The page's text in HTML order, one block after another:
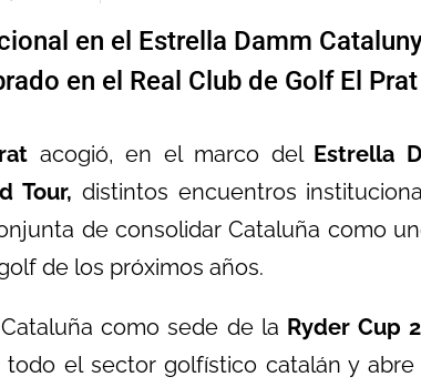
en el Estrella Damm
en el Real Club de Golf El Prat
acogió, en el marco del Estrella
Tour, distintos encuentros
de consolidar Cataluña como
de los próximos años.
como sede de la Ryder Cup
el sector golfístico catalán y